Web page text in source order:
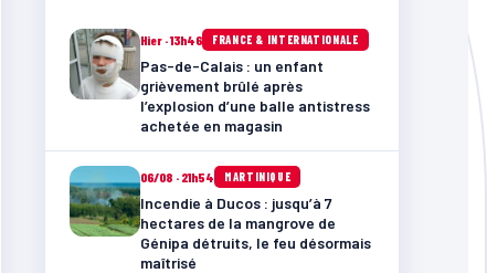
Hier · 13h46 FRANCE & INTERNATIONALE
Pas-de-Calais : un enfant
grièvement brûlé après
l’explosion d’une balle antistress
achetée en magasin
06/08 · 21h54 MARTINIQUE
Incendie à Ducos : jusqu’à 7
hectares de la mangrove de
Génipa détruits, le feu désormais
maîtrisé